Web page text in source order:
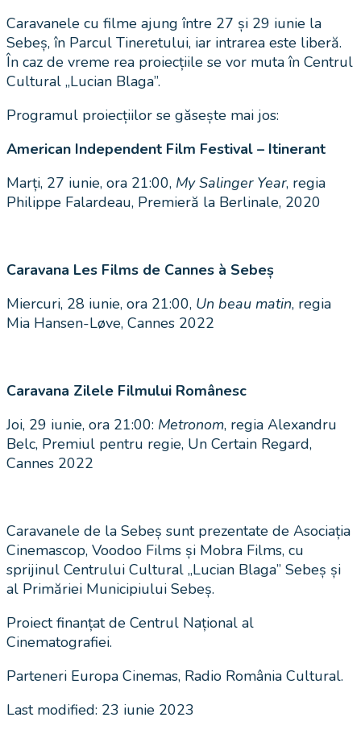
Caravanele cu filme ajung între 27 și 29 iunie la
Sebeș, în Parcul Tineretului, iar intrarea este liberă.
În caz de vreme rea proiecțiile se vor muta în Centrul
Cultural „Lucian Blaga”.
Programul proiecțiilor se găsește mai jos:
American Independent Film Festival – Itinerant
Marți, 27 iunie, ora 21:00, My Salinger Year, regia
Philippe Falardeau, Premieră la Berlinale, 2020
Caravana Les Films de Cannes à Sebeș
Miercuri, 28 iunie, ora 21:00, Un beau matin, regia
Mia Hansen-Løve, Cannes 2022
Caravana Zilele Filmului Românesc
Joi, 29 iunie, ora 21:00: Metronom, regia Alexandru
Belc, Premiul pentru regie, Un Certain Regard,
Cannes 2022
Caravanele de la Sebeș sunt prezentate de Asociația
Cinemascop, Voodoo Films și Mobra Films, cu
sprijinul Centrului Cultural „Lucian Blaga” Sebeș și
al Primăriei Municipiului Sebeș.
Proiect finanțat de Centrul Național al
Cinematografiei.
Parteneri Europa Cinemas, Radio România Cultural.
Last modified: 23 iunie 2023